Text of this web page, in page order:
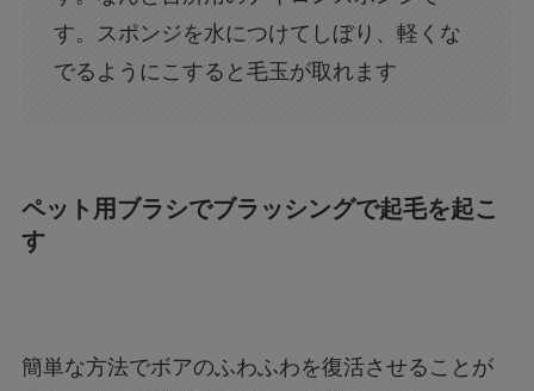
す。スポンジを水につけてしぼり、軽くな
でるようにこすると毛玉が取れます
ペット用ブラシでブラッシングで起毛を起こ
す
簡単な方法でボアのふわふわを復活させることが